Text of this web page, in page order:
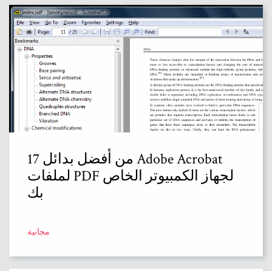
17 من أفضل بدائل Adobe Acrobat
لملفات PDF لجهاز الكمبيوتر الخاص
بك
مجانية